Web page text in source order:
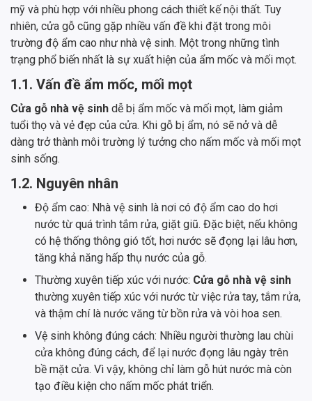
mỹ và phù hợp với nhiều phong cách thiết kế nội thất. Tuy
nhiên, cửa gỗ cũng gặp nhiều vấn đề khi đặt trong môi
trường độ ẩm cao như nhà vệ sinh. Một trong những tình
trạng phổ biến nhất là sự xuất hiện của ẩm mốc và mối mọt.
1.1. Vấn đề ẩm mốc, mối mọt
Cửa gỗ nhà vệ sinh dễ bị ẩm mốc và mối mọt, làm giảm
tuổi thọ và vẻ đẹp của cửa. Khi gỗ bị ẩm, nó sẽ nở và dễ
dàng trở thành môi trường lý tưởng cho nấm mốc và mối mọt
sinh sống.
1.2. Nguyên nhân
Độ ẩm cao: Nhà vệ sinh là nơi có độ ẩm cao do hơi
nước từ quá trình tắm rửa, giặt giũ. Đặc biệt, nếu không
có hệ thống thông gió tốt, hơi nước sẽ đọng lại lâu hơn,
tăng khả năng hấp thụ nước của gỗ.
Thường xuyên tiếp xúc với nước: Cửa gỗ nhà vệ sinh
thường xuyên tiếp xúc với nước từ việc rửa tay, tắm rửa,
và thậm chí là nước văng từ bồn rửa và vòi hoa sen.
Vệ sinh không đúng cách: Nhiều người thường lau chùi
cửa không đúng cách, để lại nước đọng lâu ngày trên
bề mặt cửa. Vì vậy, không chỉ làm gỗ hút nước mà còn
tạo điều kiện cho nấm mốc phát triển.